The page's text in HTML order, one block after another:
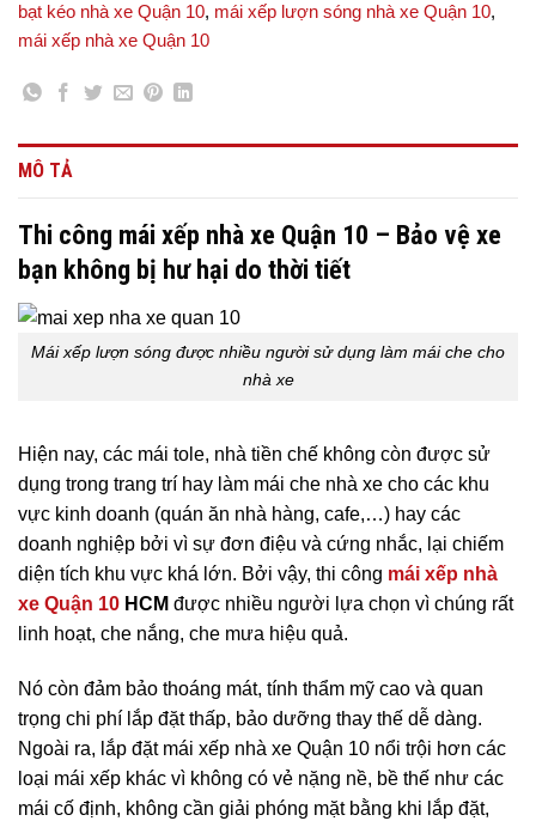
bạt kéo nhà xe Quận 10, mái xếp lượn sóng nhà xe Quận 10,
mái xếp nhà xe Quận 10
MÔ TẢ
Thi công mái xếp nhà xe Quận 10 – Bảo vệ xe
bạn không bị hư hại do thời tiết
Mái xếp lượn sóng được nhiều người sử dụng làm mái che cho
nhà xe
Hiện nay, các mái tole, nhà tiền chế không còn được sử
dụng trong trang trí hay làm mái che nhà xe cho các khu
vực kinh doanh (quán ăn nhà hàng, cafe,…) hay các
doanh nghiệp bởi vì sự đơn điệu và cứng nhắc, lại chiếm
diện tích khu vực khá lớn. Bởi vậy, thi công mái xếp nhà
xe Quận 10 HCM được nhiều người lựa chọn vì chúng rất
linh hoạt, che nắng, che mưa hiệu quả.
Nó còn đảm bảo thoáng mát, tính thẩm mỹ cao và quan
trọng chi phí lắp đặt thấp, bảo dưỡng thay thế dễ dàng.
Ngoài ra, lắp đặt mái xếp nhà xe Quận 10 nổi trội hơn các
loại mái xếp khác vì không có vẻ nặng nề, bề thế như các
mái cố định, không cần giải phóng mặt bằng khi lắp đặt,